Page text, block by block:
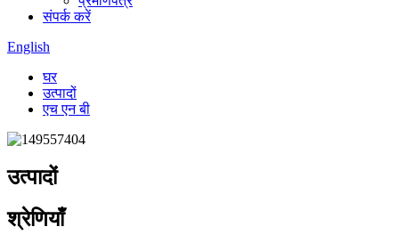
संपर्क करें
English
घर
उत्पादों
एच एन बी
उत्पादों
श्रेणियाँ